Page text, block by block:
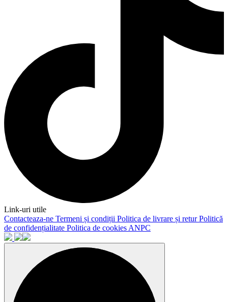
Link-uri utile
Contacteaza-ne Termeni și condiții Politica de livrare și returPolitică
de confidențialitate Politica de cookies ANPC